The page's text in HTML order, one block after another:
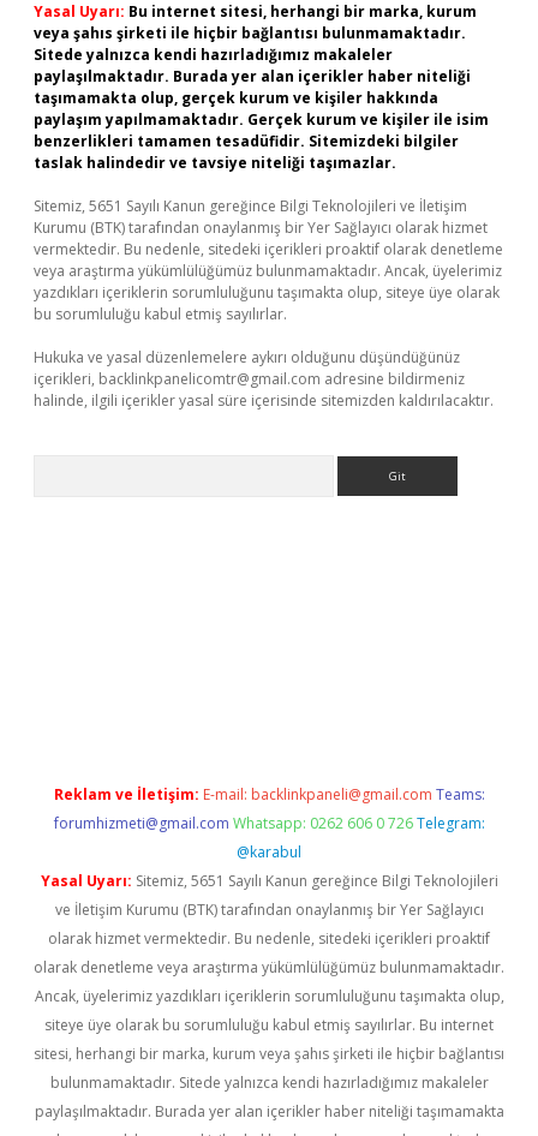
Yasal Uyarı: Bu internet sitesi, herhangi bir marka, kurum
veya şahıs şirketi ile hiçbir bağlantısı bulunmamaktadır.
Sitede yalnızca kendi hazırladığımız makaleler
paylaşılmaktadır. Burada yer alan içerikler haber niteliği
taşımamakta olup, gerçek kurum ve kişiler hakkında
paylaşım yapılmamaktadır. Gerçek kurum ve kişiler ile isim
benzerlikleri tamamen tesadüfidir. Sitemizdeki bilgiler
taslak halindedir ve tavsiye niteliği taşımazlar.
Sitemiz, 5651 Sayılı Kanun gereğince Bilgi Teknolojileri ve İletişim
Kurumu (BTK) tarafından onaylanmış bir Yer Sağlayıcı olarak hizmet
vermektedir. Bu nedenle, sitedeki içerikleri proaktif olarak denetleme
veya araştırma yükümlülüğümüz bulunmamaktadır. Ancak, üyelerimiz
yazdıkları içeriklerin sorumluluğunu taşımakta olup, siteye üye olarak
bu sorumluluğu kabul etmiş sayılırlar.
Hukuka ve yasal düzenlemelere aykırı olduğunu düşündüğünüz
içerikleri, backlinkpanelicomtr@gmail.com adresine bildirmeniz
halinde, ilgili içerikler yasal süre içerisinde sitemizden kaldırılacaktır.
Reklam ve İletişim: E-mail: backlinkpaneli@gmail.com Teams:
forumhizmeti@gmail.com Whatsapp: 0262 606 0 726 Telegram:
@karabul
Yasal Uyarı: Sitemiz, 5651 Sayılı Kanun gereğince Bilgi Teknolojileri
ve İletişim Kurumu (BTK) tarafından onaylanmış bir Yer Sağlayıcı
olarak hizmet vermektedir. Bu nedenle, sitedeki içerikleri proaktif
olarak denetleme veya araştırma yükümlülüğümüz bulunmamaktadır.
Ancak, üyelerimiz yazdıkları içeriklerin sorumluluğunu taşımakta olup,
siteye üye olarak bu sorumluluğu kabul etmiş sayılırlar. Bu internet
sitesi, herhangi bir marka, kurum veya şahıs şirketi ile hiçbir bağlantısı
bulunmamaktadır. Sitede yalnızca kendi hazırladığımız makaleler
paylaşılmaktadır. Burada yer alan içerikler haber niteliği taşımamakta